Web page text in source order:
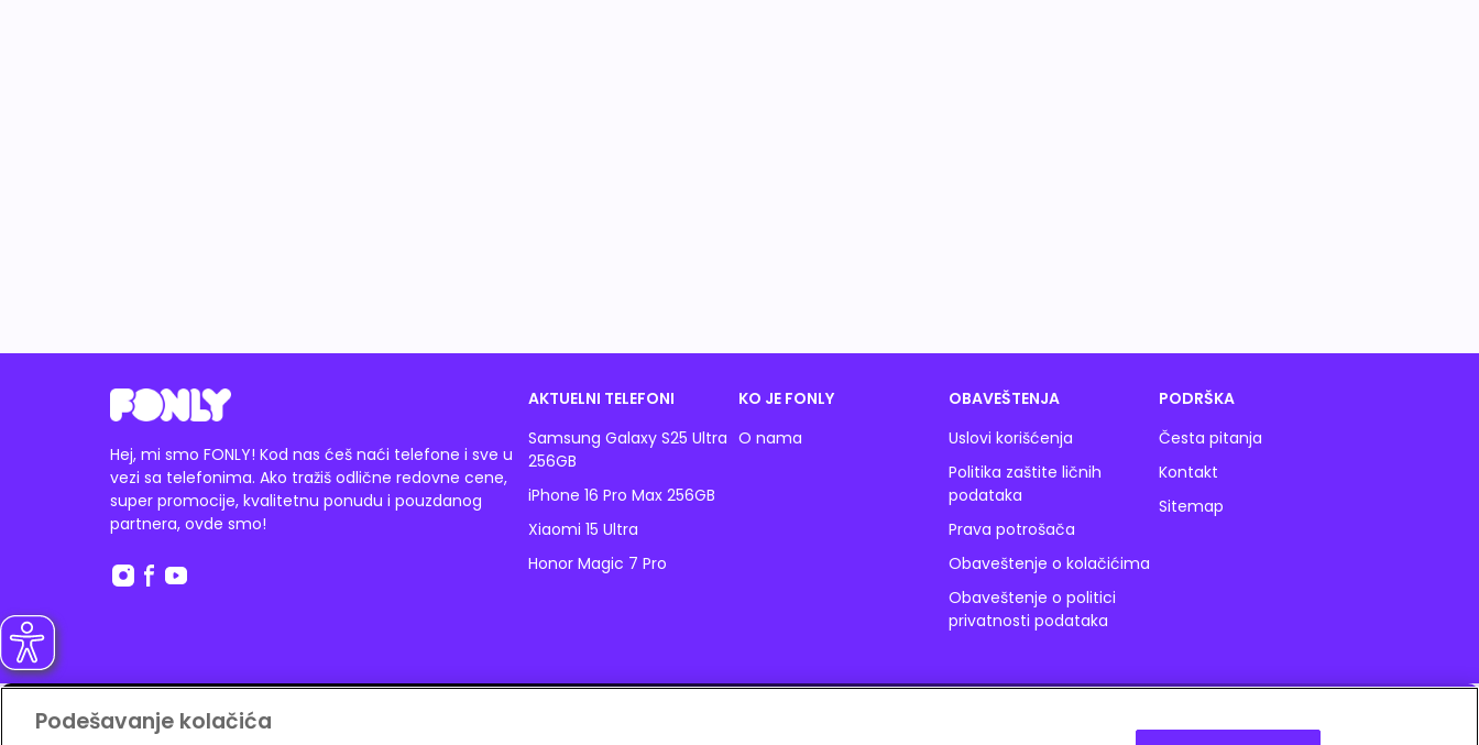
Hej, mi smo FONLY! Kod nas ćeš naći telefone i sve u
vezi sa telefonima. Ako tražiš odlične redovne cene,
super promocije, kvalitetnu ponudu i pouzdanog
partnera, ovde smo!
AKTUELNI TELEFONI
Samsung Galaxy S25 Ultra
256GB
iPhone 16 Pro Max 256GB
Xiaomi 15 Ultra
Honor Magic 7 Pro
KO JE FONLY
O nama
OBAVEŠTENJA
Uslovi korišćenja
Politika zaštite ličnih
podataka
Prava potrošača
Obaveštenje o kolačićima
Obaveštenje o politici
privatnosti podataka
PODRŠKA
Česta pitanja
Kontakt
Sitemap
Podešavanje kolačića